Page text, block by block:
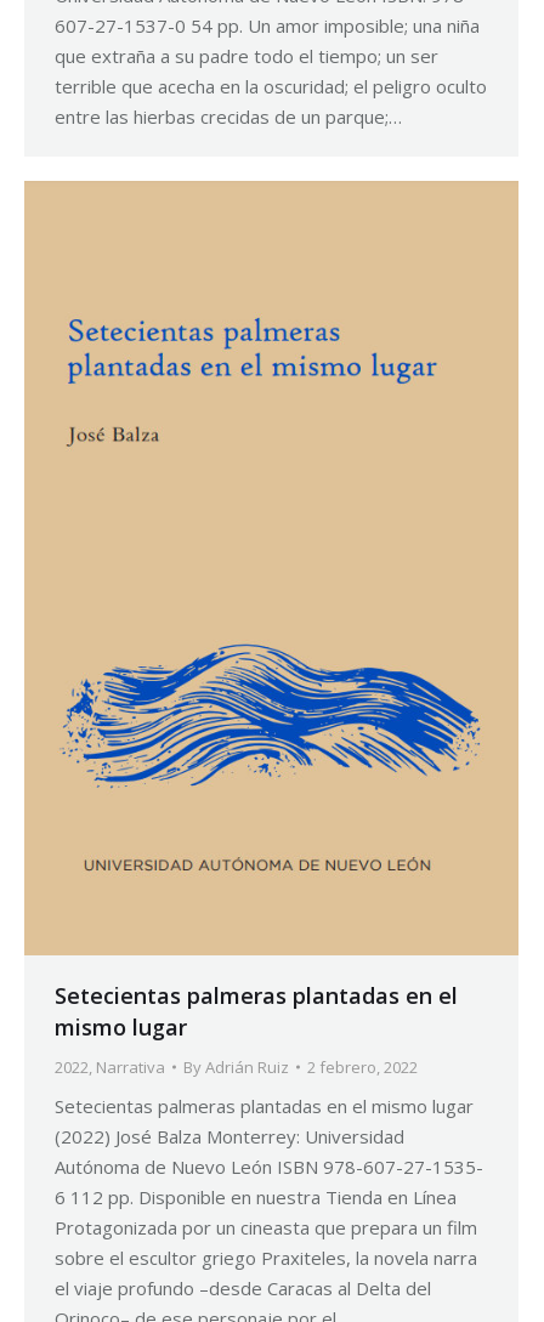
607-27-1537-0 54 pp. Un amor imposible; una niña
que extraña a su padre todo el tiempo; un ser
terrible que acecha en la oscuridad; el peligro oculto
entre las hierbas crecidas de un parque;…
Setecientas palmeras plantadas en el
mismo lugar
2022, Narrativa ByAdrián Ruiz 2 febrero, 2022
Setecientas palmeras plantadas en el mismo lugar
(2022) José Balza Monterrey: Universidad
Autónoma de Nuevo León ISBN 978-607-27-1535-
6 112 pp. Disponible en nuestra Tienda en Línea
Protagonizada por un cineasta que prepara un film
sobre el escultor griego Praxiteles, la novela narra
el viaje profundo –desde Caracas al Delta del